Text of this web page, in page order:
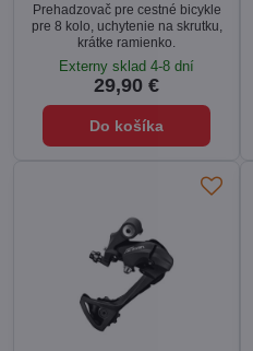
Prehadzovač pre cestné bicykle
pre 8 kolo, uchytenie na skrutku,
krátke ramienko.
Externy sklad 4-8 dní
29,90 €
Do košíka